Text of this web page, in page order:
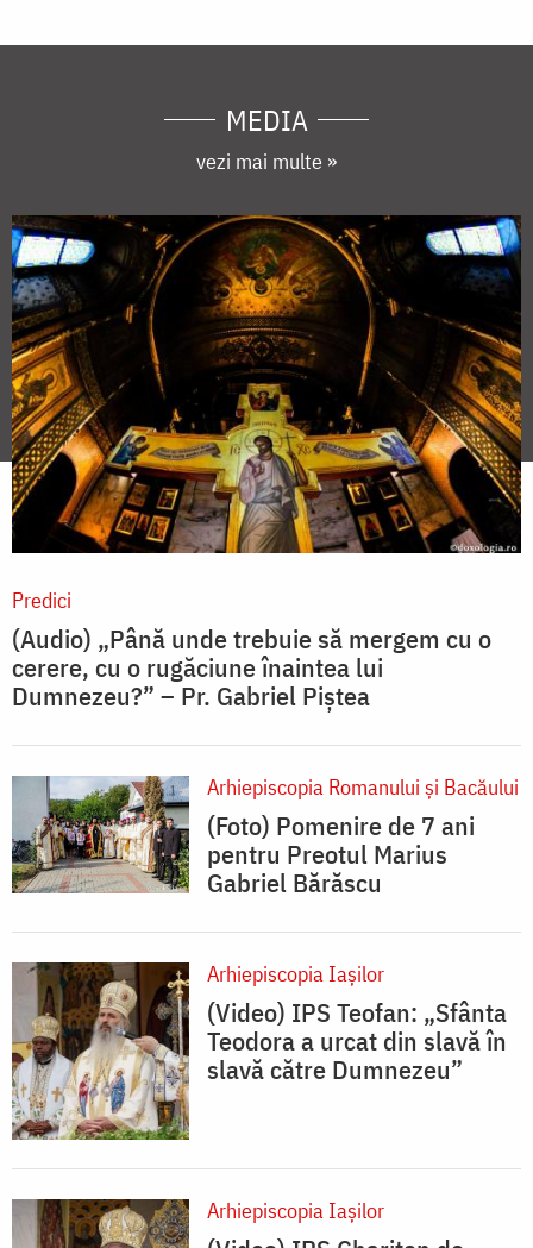
MEDIA
vezi mai multe »
Predici
(Audio) „Până unde trebuie să mergem cu o
cerere, cu o rugăciune înaintea lui
Dumnezeu?” – Pr. Gabriel Piștea
Arhiepiscopia Romanului şi Bacăului
(Foto) Pomenire de 7 ani
pentru Preotul Marius
Gabriel Bărăscu
Arhiepiscopia Iaşilor
(Video) IPS Teofan: „Sfânta
Teodora a urcat din slavă în
slavă către Dumnezeu”
Arhiepiscopia Iaşilor